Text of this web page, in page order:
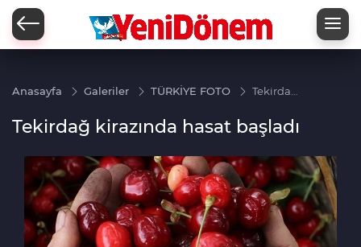
Anasayfa Galeriler TÜRKİYE FOTO
Tekirdağ
hasat
başladı
Tekirdağ kirazında hasat başladı